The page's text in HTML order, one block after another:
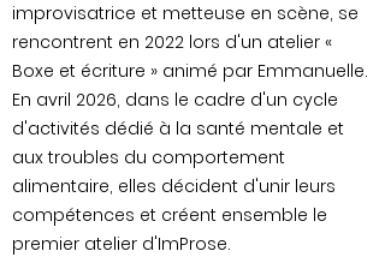
improvisatrice et metteuse en scène, se
rencontrent en 2022 lors d'un atelier «
Boxe et écriture » animé par Emmanuelle.
En avril 2026, dans le cadre d'un cycle
d'activités dédié à la santé mentale et
aux troubles du comportement
alimentaire, elles décident d'unir leurs
compétences et créent ensemble le
premier atelier d'ImProse.